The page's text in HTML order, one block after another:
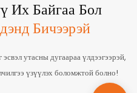
Их Байгаа Бол
Бичээрэй
утасны дугаараа үлдээгээрэй,
үзүүлэх боломжтой болно!